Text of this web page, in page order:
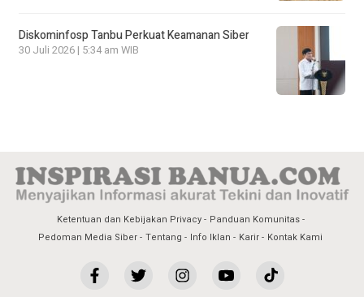
Diskominfosp Tanbu Perkuat Keamanan Siber
30 Juli 2026 | 5:34 am WIB
Ketentuan dan Kebijakan Privacy
Panduan Komunitas
Pedoman Media Siber Tentang Info Iklan Karir Kontak Kami